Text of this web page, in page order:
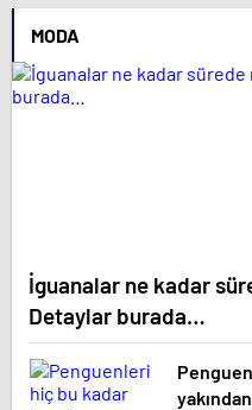
MODA
İguanalar ne kadar
Detaylar burada…